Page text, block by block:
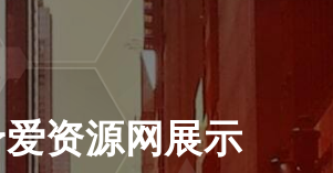
资源网展示